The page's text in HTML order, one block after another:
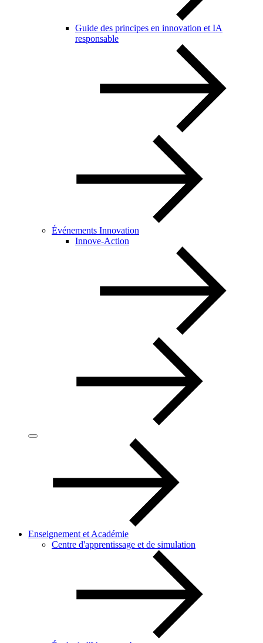
Guide des principes en innovation et IA
responsable
Événements Innovation
Innove-Action
Enseignement et Académie
Centre d'apprentissage et de simulation